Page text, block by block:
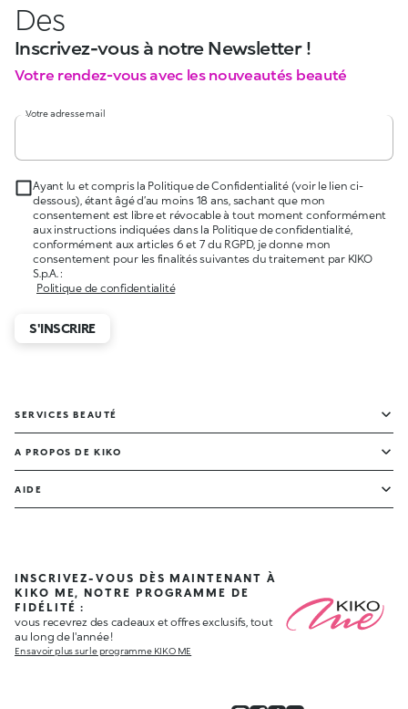
Des
Inscrivez-vous à notre Newsletter !
Votre rendez-vous avec les nouveautés beauté
Votre adresse mail
Ayant lu et compris la Politique de Confidentialité (voir le lien ci-
dessous), étant âgé d’au moins 18 ans, sachant que mon
consentement est libre et révocable à tout moment conformément
aux instructions indiquées dans la Politique de confidentialité,
conformément aux articles 6 et 7 du RGPD, je donne mon
consentement pour les finalités suivantes du traitement par KIKO
S.p.A. :
Politique de confidentialité
S'INSCRIRE
SERVICES BEAUTÉ
A PROPOS DE KIKO
AIDE
INSCRIVEZ-VOUS DÈS MAINTENANT À
KIKO ME, NOTRE PROGRAMME DE
FIDÉLITÉ :
vous recevrez des cadeaux et offres exclusifs, tout
au long de l'année !
En savoir plus sur le programme KIKO ME